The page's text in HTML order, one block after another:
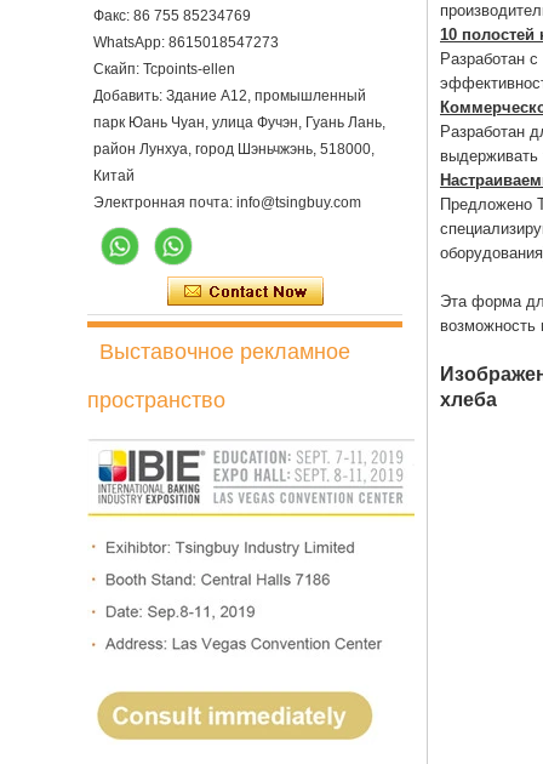
Факс: 86 755 85234769
WhatsApp: 8615018547273
Скайп: Tcpoints-ellen
Добавить: Здание A12, промышленный
парк Юань Чуан, улица Фучэн, Гуань Лань,
район Лунхуа, город Шэньчжэнь, 518000,
Китай
Электронная почта: info@tsingbuy.com
Выставочное рекламное
пространство
Электрическая
ротационная
конвекционная печь на 10
противней с расстойным
Ротационная
конвекционная печь на 10
печь для хлеба
конвекционная печь на 5
противней с расстойным
шкафом
10
Разработан
Разработан
Предложено
Эта форма
возможность
хлеба